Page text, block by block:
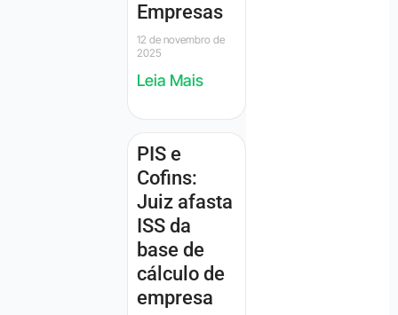
Empresas
12 de novembro de
2025
Leia Mais
PIS e
Cofins:
Juiz afasta
ISS da
base de
cálculo de
empresa